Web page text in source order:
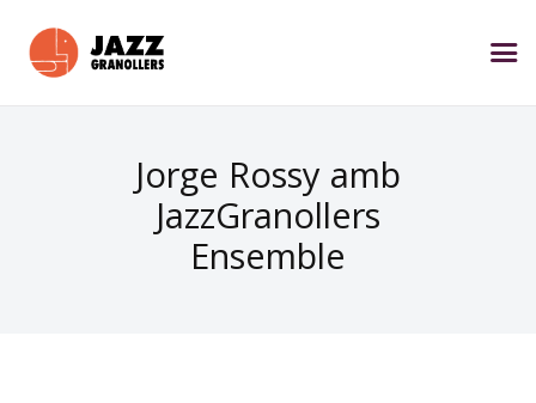
Jorge Rossy amb
JazzGranollers
Ensemble